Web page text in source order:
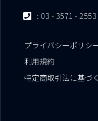
: 03 - 3571 - 2553
プライバシーポリシ
利用規約
特定商取引法に基づ